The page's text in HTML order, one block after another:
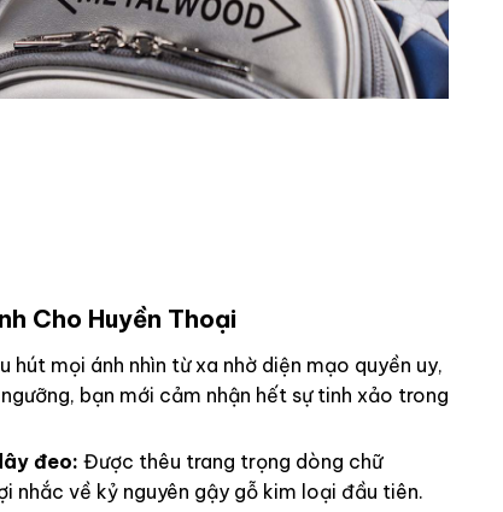
Cho Huyền Thoại
hút mọi ánh nhìn từ xa nhờ diện mạo quyền uy,
bạn mới cảm nhận hết sự tinh xảo trong
đeo: Được thêu trang trọng dòng chữ
nhắc về kỷ nguyên gậy gỗ kim loại đầu tiên.